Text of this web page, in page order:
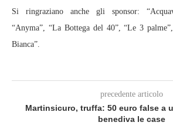
Si ringraziano anche gli sponsor:
“Anyma”, “La Bottega del 40”, “Le 3
Bianca”.
precedente articolo
Martinsicuro, truffa: 50 euro false a
benediva le case